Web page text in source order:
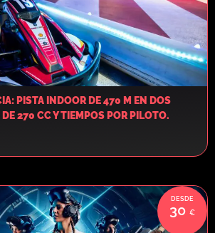
PISTA INDOOR DE 470 M EN DOS
270 CC Y TIEMPOS POR PILOTO.
30